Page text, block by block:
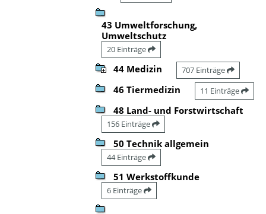
43 Umweltforschung,
Umweltschutz
20 Einträge
44 Medizin 707 Einträge
46 Tiermedizin 11 Einträge
48 Land- und Forstwirtschaft
156 Einträge
50 Technik allgemein
44 Einträge
51 Werkstoffkunde
6 Einträge